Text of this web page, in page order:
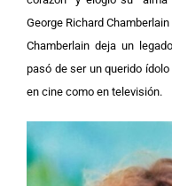
George Richard
Chamberlain deja un
pasó de ser un querido
en cine como en televisión.